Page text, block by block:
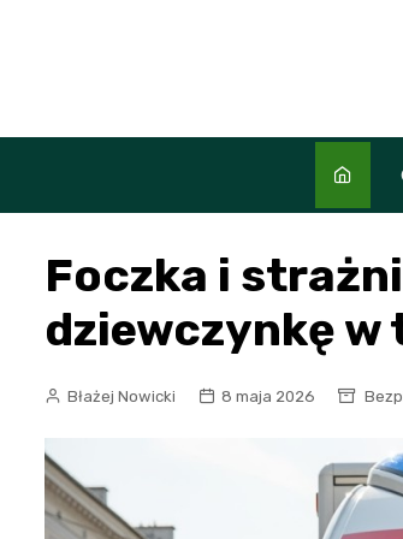
Foczka i
dziewczynkę
Błażej Nowicki 8 maja 2026